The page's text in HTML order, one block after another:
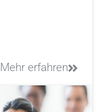
Mehr erfahren